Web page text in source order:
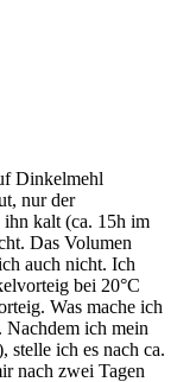
Dinkelmehl
nur der
kalt (ca. 15h im
Das Volumen
auch nicht. Ich
bei 20°C
Was mache ich
Nachdem ich mein
stelle ich es nach ca.
nach zwei Tagen